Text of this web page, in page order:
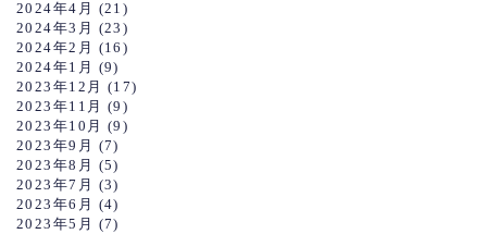
2024年4月 (21)
2024年3月 (23)
2024年2月 (16)
2024年1月 (9)
2023年12月 (17)
2023年11月 (9)
2023年10月 (9)
2023年9月 (7)
2023年8月 (5)
2023年7月 (3)
2023年6月 (4)
2023年5月 (7)